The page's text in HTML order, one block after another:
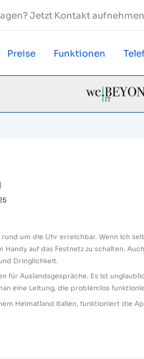
Jetzt Kontakt
Preise Funktionen
um die Uhr erreichbar. Wenn ich
Handy auf das Festnetz zu schalten.
Dringlichkeit.
für Auslandsgespräche. Es ist
eine Leitung, die problemlos
Heimatland Italien, funktioniert die